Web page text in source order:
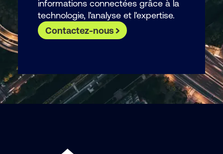
informations connectées grâce à la
technologie, l'analyse et l'expertise.
Contactez-nous